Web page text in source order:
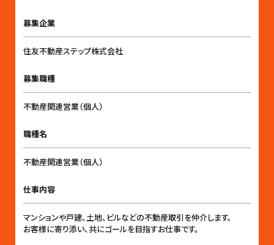
募集企業
住友不動産ステップ株式会社
募集職種
不動産関連営業（個人）
職種名
不動産関連営業（個人）
仕事内容
マンションや戸建、土地、ビルなどの不動産取引を仲介します。
お客様に寄り添い、共にゴールを目指すお仕事です。